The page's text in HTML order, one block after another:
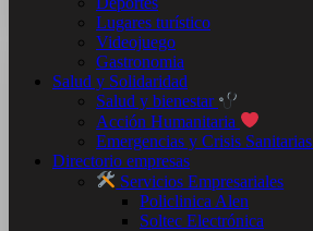
Lugares turístico
Videojuego
Gastronomia
Salud y Solidaridad
Salud y bienestar
Acción Humanitaria
Emergencias y Crisis Sanitarias
Directorio empresas
Servicios Empresariales
Policlinica Alen
Soltec Electrónica